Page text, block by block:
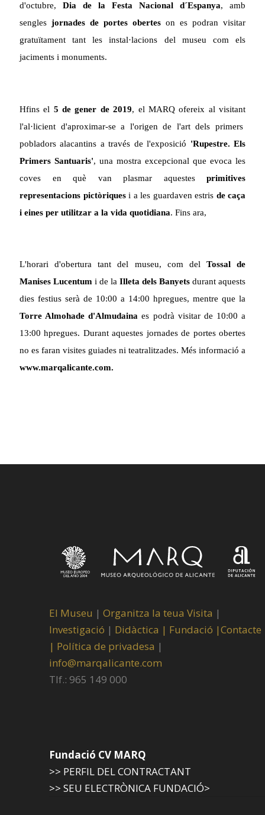
d'octubre, Dia de la Festa Nacional d´Espanya, amb
sengles jornades de portes obertes on es podran visitar
gratuïtament tant les instal·lacions del museu com els
jaciments i monuments.
Hfins el 5 de gener de 2019, el MARQ ofereix al visitant
l'al·licient d'aproximar-se a l'origen de l'art dels primers
pobladors alacantins a través de l'exposició 'Rupestre. Els
Primers Santuaris', una mostra excepcional que evoca les
coves en què van plasmar aquestes primitives
representacions pictòriquesi a les guardaven estris de caça
i eines per utilitzar a la vida quotidiana. Fins ara,
L'horari d'oberturatantdel museu, com del Tossal de
Manises Lucentum i de la Illeta dels Banyets durant aquests
dies festius serà de 10:00 a 14:00 hpregues, mentre que la
Torre Almohade d'Almudaina es podrà visitar de 10:00 a
13:00 hpregues. Durant aquestes jornades de portes obertes
no es faran visites guiades ni teatralitzades. Més informació a
www.marqalicante.com.
El Museu | Organitza la teua Visita |
Investigació | Didàctica | Fundació |Contacte
| Política de privadesa |
info@marqalicante.com
Tlf.: 965 149 000
Fundació CV MARQ
>> PERFIL DEL CONTRACTANT
>> SEU ELECTRÒNICA FUNDACIÓ>